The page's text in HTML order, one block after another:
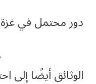
دور محتمل في
•
الوثائق أيضًا إلى